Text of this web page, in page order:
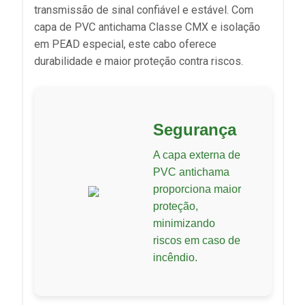
transmissão de sinal confiável e estável. Com
capa de PVC antichama Classe CMX e isolação
em PEAD especial, este cabo oferece
durabilidade e maior proteção contra riscos.
Segurança
A capa externa de
PVC antichama
proporciona maior
proteção,
minimizando
riscos em caso de
incêndio.